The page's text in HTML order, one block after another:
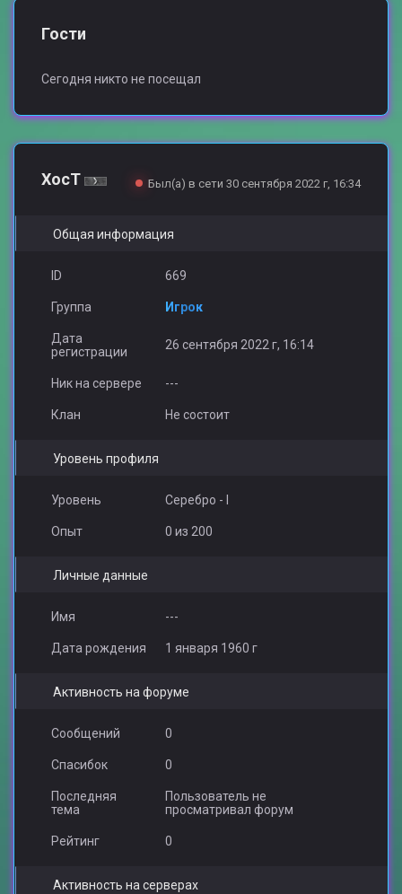
Гости
Сегодня никто не посещал
XocT Был(а) в сети 30 сентября 2022 г, 16:34
Общая информация
ID 669
Группа Игрок
Дата
регистрации
26 сентября 2022 г, 16:14
Ник на сервере ---
Клан Не состоит
Уровень профиля
Уровень Серебро - I
Опыт 0 из 200
Личные данные
Имя ---
Дата рождения 1 января 1960 г
Активность на форуме
Сообщений 0
Спасибок 0
Последняя
тема
Пользователь не
просматривал форум
Рейтинг 0
Активность на серверах